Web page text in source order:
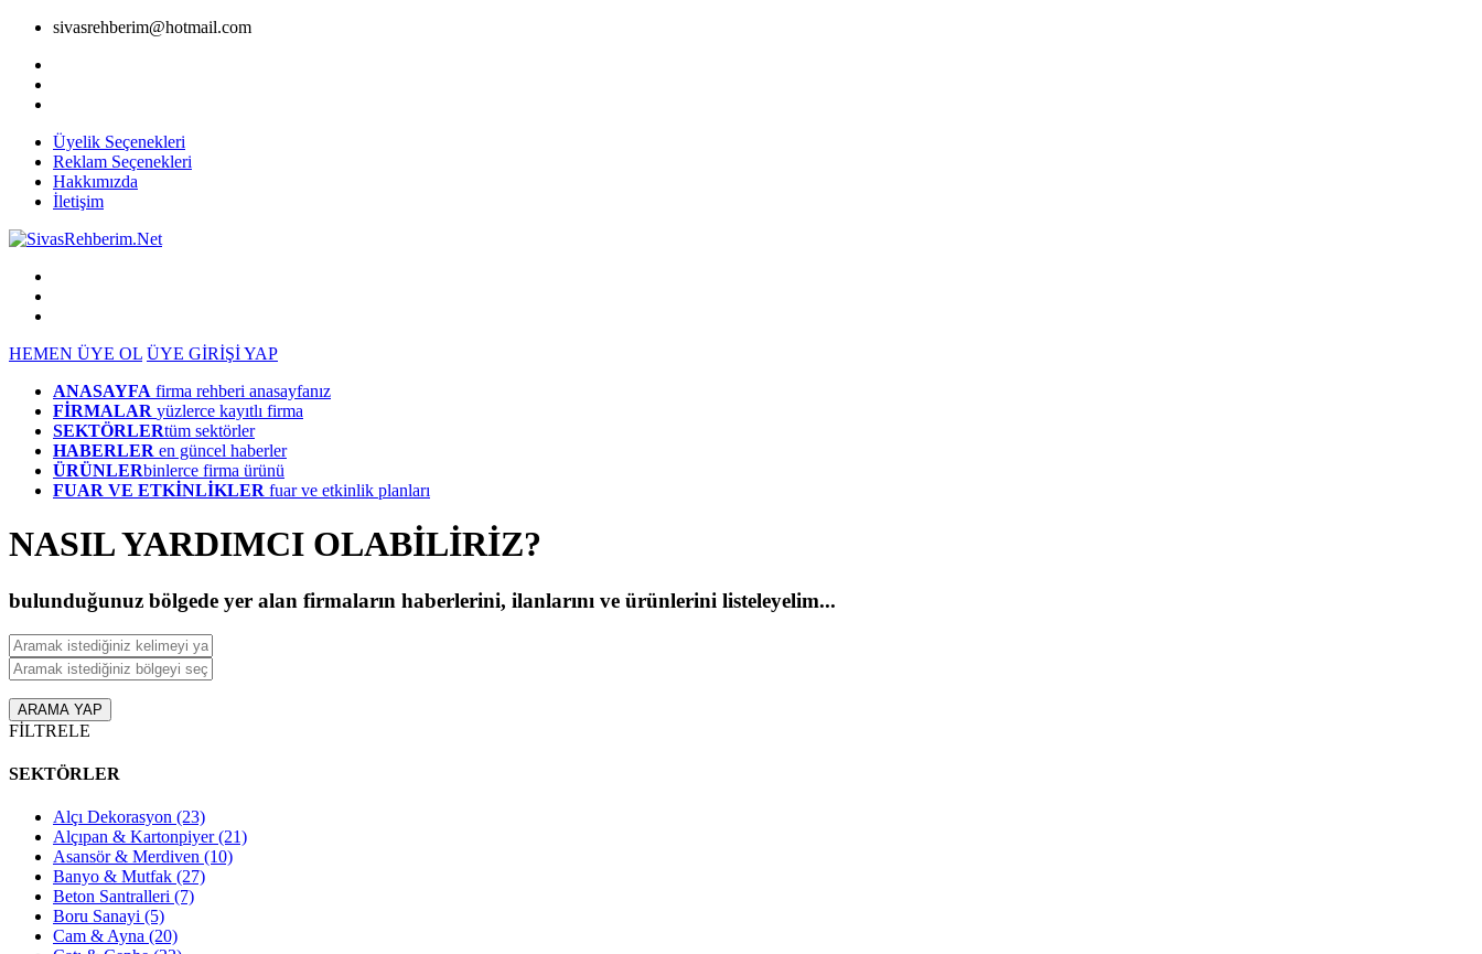
sivasrehberim@hotmail.com
Üyelik Seçenekleri
Reklam Seçenekleri
Hakkımızda
İletişim
HEMEN ÜYE OL ÜYE GİRİŞİ YAP
ANASAYFA firma rehberi anasayfanız
FİRMALAR yüzlerce kayıtlı firma
SEKTÖRLERtüm sektörler
HABERLER en güncel haberler
ÜRÜNLERbinlerce firma ürünü
FUAR VE ETKİNLİKLER fuar ve etkinlik planları
NASIL YARDIMCI OLABİLİRİZ?
bulunduğunuz bölgede yer alan firmaların haberlerini, ilanlarını ve ürünlerini listeleyelim...
ARAMA YAP
FİLTRELE
SEKTÖRLER
Alçı Dekorasyon (23)
Alçıpan & Kartonpiyer(21)
Asansör & Merdiven (10)
Banyo & Mutfak (27)
Beton Santralleri (7)
Boru Sanayi (5)
Cam & Ayna (20)